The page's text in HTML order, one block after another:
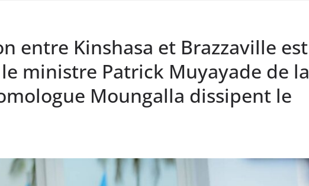
entre Kinshasa et Brazzaville est
ministre Patrick Muyayade de la
Moungalla dissipent le